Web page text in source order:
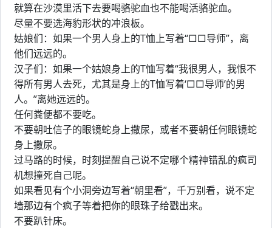
就算在沙漠里活下去要喝骆驼血也不能喝活骆驼血。
尽量不要选海豹形状的冲浪板。
姑娘们：如果一个男人身上的T恤上写着“□□导师”，离
他们远远的。
汉子们：如果一个姑娘身上的T恤写着“我很男人，我恨不
得所有男人去死，尤其是身上的T恤写着‘□□导师’的男
人。”离她远远的。
任何粪便都不要吃。
不要朝吐信子的眼镜蛇身上撒尿，或者不要朝任何眼镜蛇
身上撒尿。
过马路的时候，时刻提醒自己说不定哪个精神错乱的疯司
机想撞死自己呢。
如果看见有个小洞旁边写着“朝里看”，千万别看，说不定
墙那边有个疯子等着把你的眼珠子给戳出来。
不要趴针床。